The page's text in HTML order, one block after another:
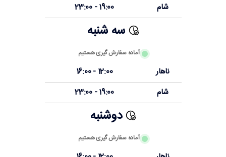
شام
19:00 - 23:00
سه شنبه
آماده سفارش گیری هستیم
ناهار
12:00 - 16:00
شام
19:00 - 23:00
دوشنبه
آماده سفارش گیری هستیم